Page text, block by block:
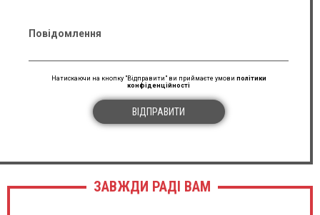
Повідомлення
Натискаючи на кнопку "Відправити" ви приймаєте умови політики
конфіденційності
ВІДПРАВИТИ
ЗАВЖДИ РАДІ ВАМ